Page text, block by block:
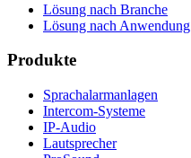
Lösung nach Branche
Lösung nach Anwendung
Produkte
Sprachalarmanlagen
Intercom-Systeme
IP-Audio
Lautsprecher